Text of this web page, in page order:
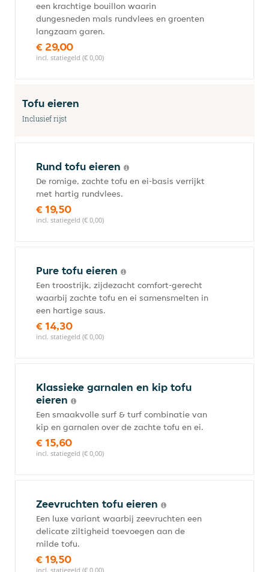
een krachtige bouillon waarin
dungesneden mals rundvlees en groenten
langzaam garen.
€ 29,00
incl. statiegeld (€ 0,00)
Tofu eieren
Inclusief rijst
Rund tofu eieren
De romige, zachte tofu en ei-basis verrijkt
met hartig rundvlees.
€ 19,50
incl. statiegeld (€ 0,00)
Pure tofu eieren
Een troostrijk, zijdezacht comfort-gerecht
waarbij zachte tofu en ei samensmelten in
een hartige saus.
€ 14,30
incl. statiegeld (€ 0,00)
Klassieke garnalen en kip tofu
eieren
Een smaakvolle surf & turf combinatie van
kip en garnalen over de zachte tofu en ei.
€ 15,60
incl. statiegeld (€ 0,00)
Zeevruchten tofu eieren
Een luxe variant waarbij zeevruchten een
delicate ziltigheid toevoegen aan de
milde tofu.
€ 19,50
incl. statiegeld (€ 0,00)